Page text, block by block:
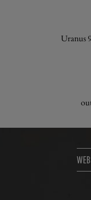
Uranus